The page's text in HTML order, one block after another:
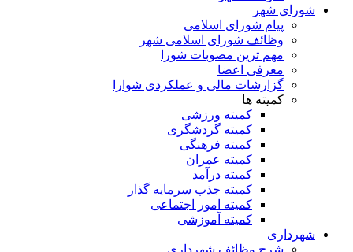
شورای شهر
پیام شورای اسلامی
وظائف شورای اسلامی شهر
مهم ترین مصوبات شورا
معرفی اعضا
گزارشات مالی و عملکردی شوارا
کمیته ها
کمیته ورزشی
کمیته گردشگری
کمیته فرهنگی
کمیته عمران
کمیته درآمد
کمیته جذب سرمایه گذار
کمیته امور اجتماعی
کمیته آموزشی
شهرداری